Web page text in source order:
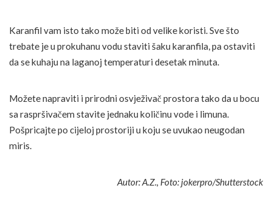
Karanfil vam isto tako može biti od velike koristi. Sve što
trebate je u prokuhanu vodu staviti šaku karanfila, pa ostaviti
da se kuhaju na laganoj temperaturi desetak minuta.
Možete napraviti i prirodni osvježivač prostora tako da u bocu
sa raspršivačem stavite jednaku količinu vode i limuna.
Pošpricajte po cijeloj prostoriji u koju se uvukao neugodan
miris.
Autor: A.Z., Foto: jokerpro/Shutterstock